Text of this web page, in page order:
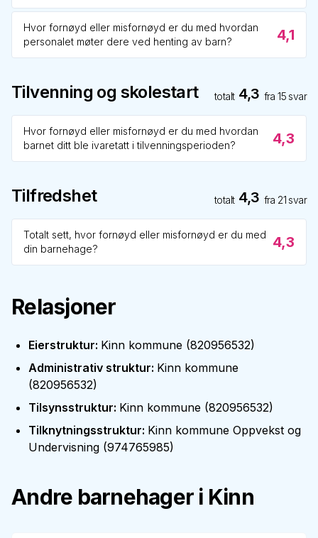
Hvor fornøyd eller misfornøyd er du med hvordan
personalet møter dere ved henting av barn?
4,1
Tilvenning og skolestart totalt 4,3 fra15 svar
Hvor fornøyd eller misfornøyd er du med hvordan
barnet ditt ble ivaretatt i tilvenningsperioden?
4,3
Tilfredshet totalt 4,3 fra 21 svar
Totalt sett, hvor fornøyd eller misfornøyd er du med
din barnehage?
4,3
Relasjoner
Eierstruktur: Kinn kommune (820956532)
Administrativ struktur: Kinn kommune
(820956532)
Tilsynsstruktur: Kinn kommune (820956532)
Tilknytningsstruktur: Kinn kommune Oppvekst og
Undervisning (974765985)
Andre barnehager i Kinn